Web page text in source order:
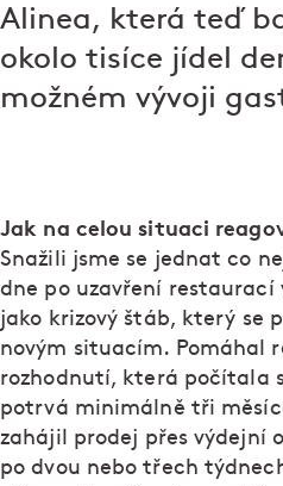
Alinea, která teď
okolo tisíce jídel
možném vývoji
Jak na celou situaci
Snažili jsme se jednat co
dne po uzavření restaurací
jako krizový štáb, který se
novým situacím. Pomáhal
rozhodnutí, která počítala
potrvá minimálně tři
zahájil prodej přes výdejní
po dvou nebo třech